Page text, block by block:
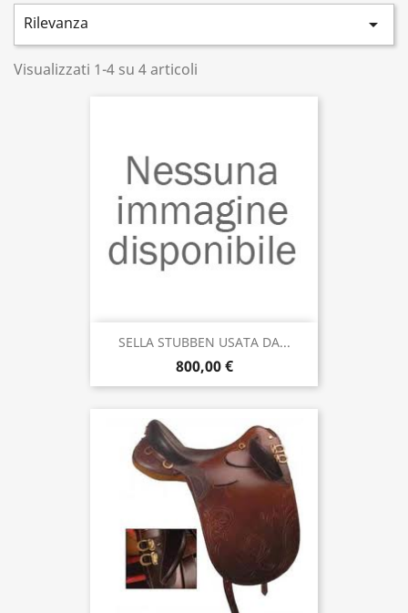
Rilevanza 
Visualizzati 1-4 su 4 articoli
SELLA STUBBEN USATA DA...
800,00 €